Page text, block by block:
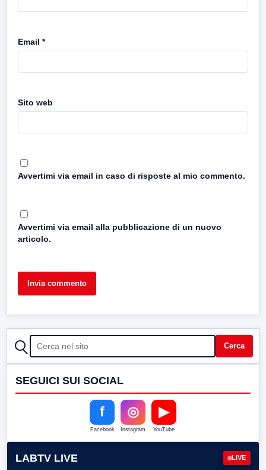
Email *
Sito web
Avvertimi via email in caso di risposte al mio commento.
Avvertimi via email alla pubblicazione di un nuovo
articolo.
CERCA Cerca
SEGUICI SUI SOCIAL
f
Facebook
◎
Instagram
▶
YouTube
LABTV LIVE LIVE